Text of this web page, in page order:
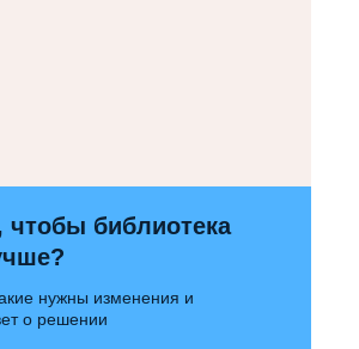
чтобы библиотека
нужны изменения и
о решении